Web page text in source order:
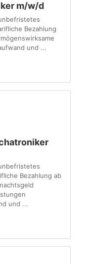
m/w/d
Bezahlung
und ...
Bezahlung ab
und ...